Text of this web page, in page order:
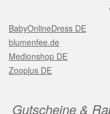
BabyOnlineDress DE
blumenfee.de
Medionshop DE
Zooplus DE
Gutscheine &